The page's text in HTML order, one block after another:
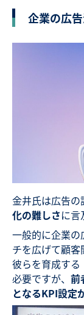
企業の広
金井氏は広告の
化の難しさに言
一般的に企業
チを広げて顧
彼らを育成す
必要ですが、 前
となるKPI設定